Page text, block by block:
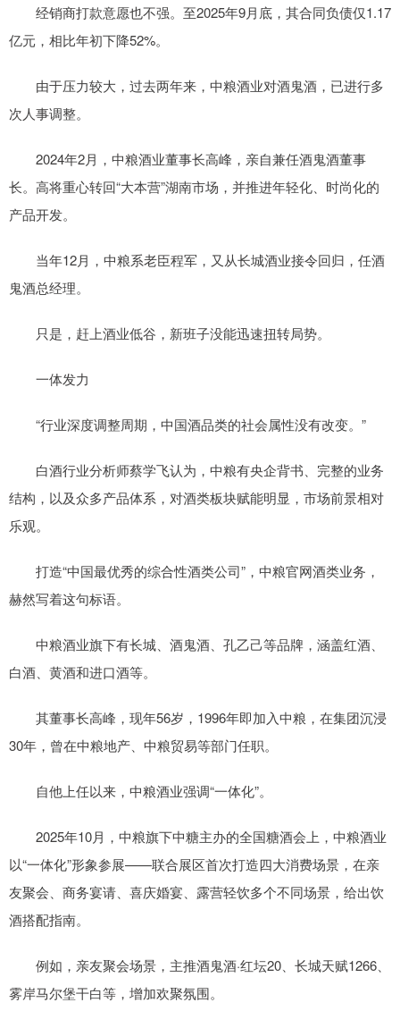
经销商打款意愿也不强。至2025年9月底，其合同负债仅1.17
亿元，相比年初下降52%。
由于压力较大，过去两年来，中粮酒业对酒鬼酒，已进行多
次人事调整。
2024年2月，中粮酒业董事长高峰，亲自兼任酒鬼酒董事
长。高将重心转回“大本营”湖南市场，并推进年轻化、时尚化的
产品开发。
当年12月，中粮系老臣程军，又从长城酒业接令回归，任酒
鬼酒总经理。
只是，赶上酒业低谷，新班子没能迅速扭转局势。
一体发力
“行业深度调整周期，中国酒品类的社会属性没有改变。”
白酒行业分析师蔡学飞认为，中粮有央企背书、完整的业务
结构，以及众多产品体系，对酒类板块赋能明显，市场前景相对
乐观。
打造“中国最优秀的综合性酒类公司”，中粮官网酒类业务，
赫然写着这句标语。
中粮酒业旗下有长城、酒鬼酒、孔乙己等品牌，涵盖红酒、
白酒、黄酒和进口酒等。
其董事长高峰，现年56岁，1996年即加入中粮，在集团沉浸
30年，曾在中粮地产、中粮贸易等部门任职。
自他上任以来，中粮酒业强调“一体化”。
2025年10月，中粮旗下中糖主办的全国糖酒会上，中粮酒业
以“一体化”形象参展——联合展区首次打造四大消费场景，在亲
友聚会、商务宴请、喜庆婚宴、露营轻饮多个不同场景，给出饮
酒搭配指南。
例如，亲友聚会场景，主推酒鬼酒·红坛20、长城天赋1266、
雾岸马尔堡干白等，增加欢聚氛围。